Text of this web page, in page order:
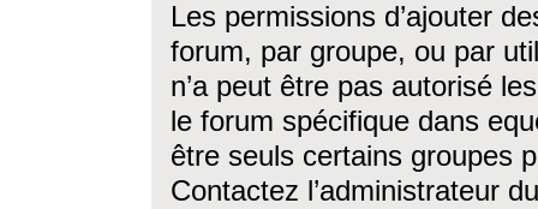
Les permissions d’ajouter
forum, par groupe, ou par
n’a peut être pas autorisé
le forum spécifique dans
être seuls certains groupes
Contactez l’administrateur